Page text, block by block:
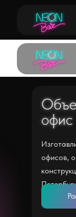
офис
офисов,
офис